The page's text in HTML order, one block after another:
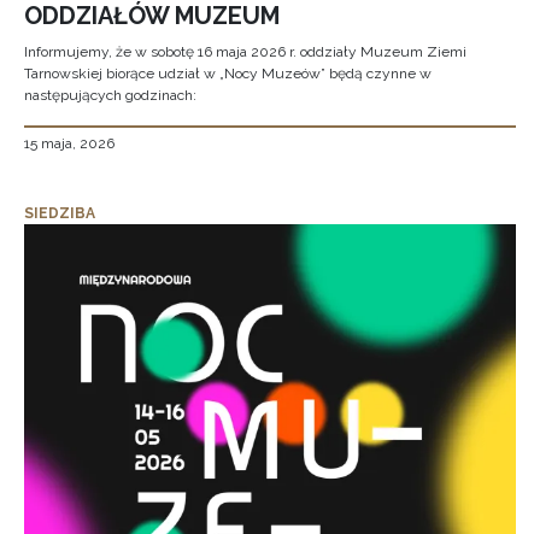
ODDZIAŁÓW MUZEUM
Informujemy, że w sobotę 16 maja 2026 r. oddziały Muzeum Ziemi
Tarnowskiej biorące udział w „Nocy Muzeów” będą czynne w
następujących godzinach:
15 maja, 2026
SIEDZIBA